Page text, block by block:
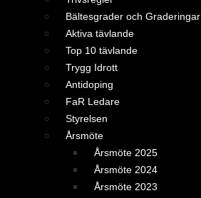
Bältesgrader och Graderingar
Aktiva tävlande
Top 10 tävlande
Trygg Idrott
Antidoping
FaR Ledare
Styrelsen
Årsmöte
Årsmöte 2025
Årsmöte 2024
Årsmöte 2023